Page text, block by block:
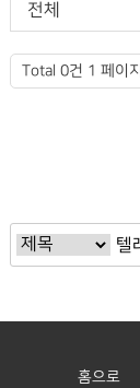
전체
Total 0건 1 페이지
홈으로